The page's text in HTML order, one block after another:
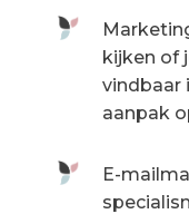
kijken of
vindbaar
aanpak
E-